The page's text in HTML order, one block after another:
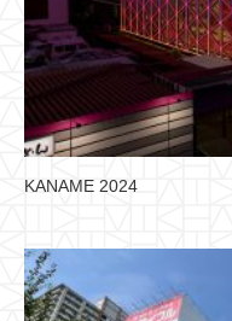
KANAME 2024